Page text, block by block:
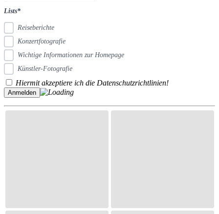
Lists*
Reiseberichte
Konzertfotografie
Wichtige Informationen zur Homepage
Künstler-Fotografie
Hiermit akzeptiere ich die Datenschutzrichtlinien!